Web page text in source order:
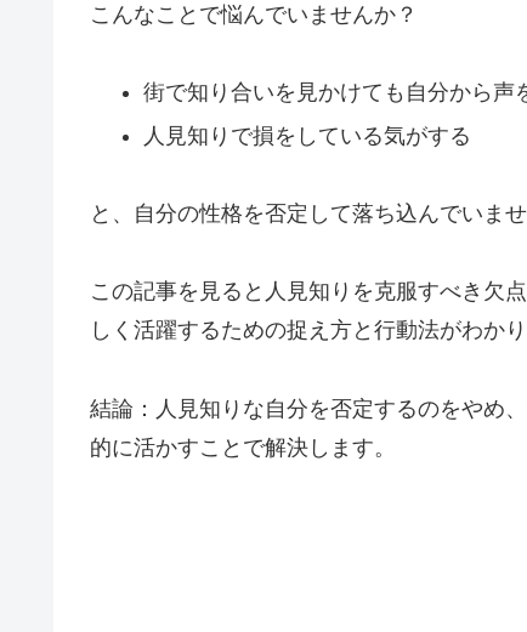
こんなことで悩んでいませんか？
街で知り合いを見かけても自分から声
人見知りで損をしている気がする
と、自分の性格を否定して落ち込んでいま
この記事を見ると人見知りを克服すべき欠
しく活躍するための捉え方と行動法がわかり
結論：人見知りな自分を否定するのをやめ
的に活かすことで解決します。